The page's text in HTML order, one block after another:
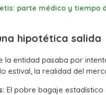
parte médico y tiempo
hipotética salida
la entidad pasaba por
estival, la realidad del
El pobre bagaje estadístico